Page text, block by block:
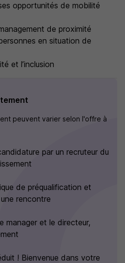
opportunités de mobilité
de proximité
en situation de
et l’inclusion
peuvent varier selon l'offre à
par un recruteur du
de préqualification et
rencontre
manager et le directeur,
! Bienvenue dans votre